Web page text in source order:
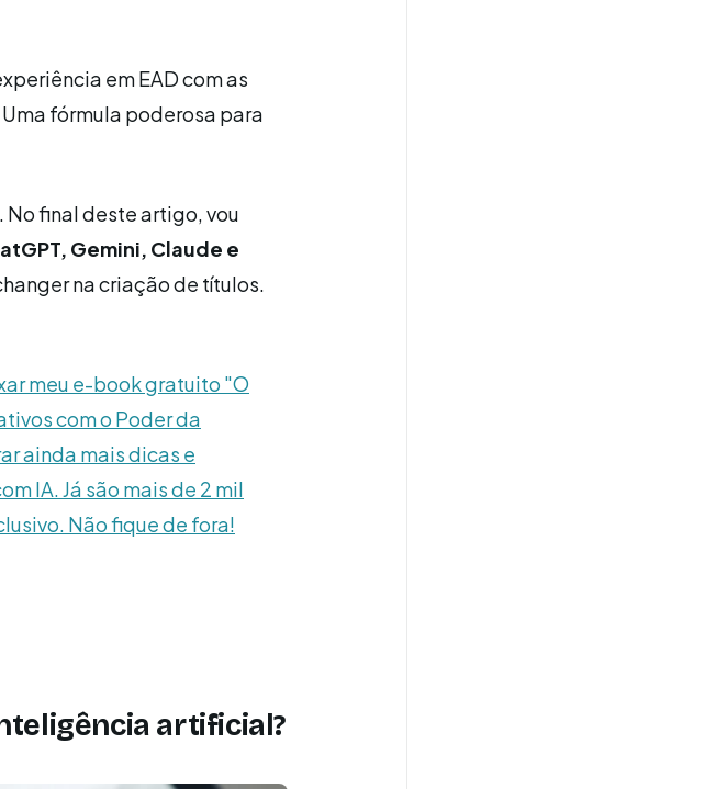
em EAD com as
fórmula poderosa para
No final deste artigo, vou
Gemini, Claude e
na criação de títulos.
meu e-book gratuito "O
com o Poder da
ainda mais dicas e
IA. Já são mais de 2 mil
Não fique de fora!
artificial?